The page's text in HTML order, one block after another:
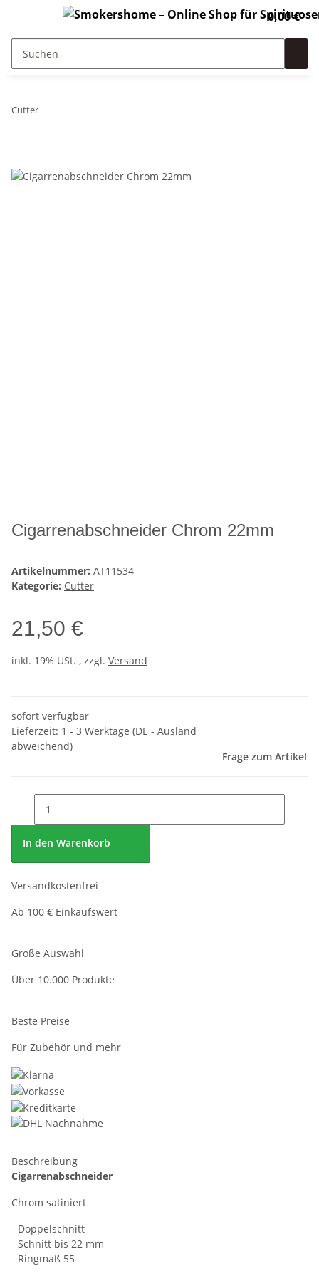
0,00 €
Cutter
Cigarrenabschneider Chrom 22mm
Artikelnummer: AT11534
Kategorie: Cutter
21,50 €
inkl. 19% USt. , zzgl. Versand
sofort verfügbar
Lieferzeit: 1 - 3 Werktage (DE - Ausland
abweichend)
Frage zum Artikel
In den Warenkorb
Versandkostenfrei
Ab 100 € Einkaufswert
Große Auswahl
Über 10.000 Produkte
Beste Preise
Für Zubehör und mehr
Beschreibung
Cigarrenabschneider
Chrom satiniert
- Doppelschnitt
- Schnitt bis 22 mm
- Ringmaß 55